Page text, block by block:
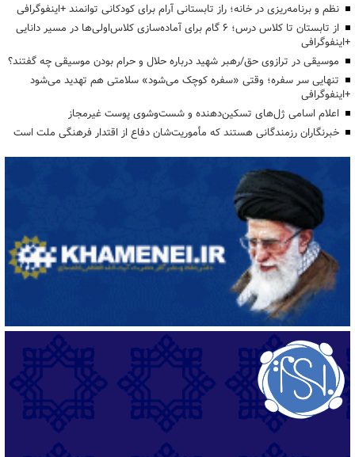
نظم و برنامه‌ریزی در خانه؛ راز تابستانی آرام برای کودکانی توانمند +اینفوگرافی
از تابستان تا کلاس درس؛ ۶ گام برای آماده‌سازی کلاس‌اولی‌ها در مسیر دانایی
+اینفوگرافی
موسیقی در ترازوی حق/رهبر شهید درباره حلال و حرام بودن موسیقی چه گفتند؟
تنهایی سر سفره؛ وقتی «سفره کوچک می‌شود» سلامتی هم تهدید می‌شود
+اینفوگرافی
اعلام اسامی ژل‌های تسکین‌دهنده و شست‌وشوی پوست غیرمجاز
خبرنگاران رزمندگانی هستند که مأموریت‌شان دفاع از اقتدار فرهنگی ملت است